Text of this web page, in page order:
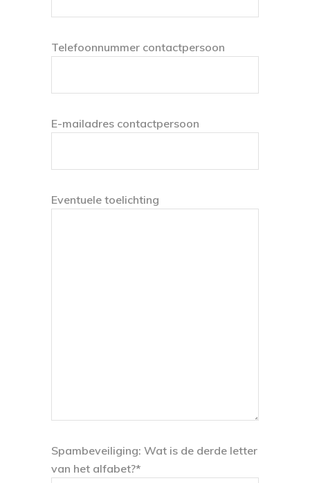
Telefoonnummer contactpersoon
E-mailadres contactpersoon
Eventuele toelichting
Spambeveiliging: Wat is de derde letter
van het alfabet?*